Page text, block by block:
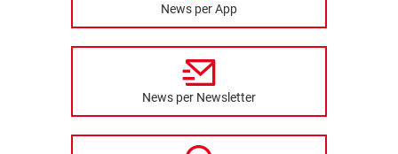
News per App
News per Newsletter